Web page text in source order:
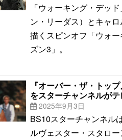
「ウォーキング・デッ
ン・リーダス）とキャ
描くスピンオフ「ウォ
ズン3」。
『オーバー・ザ・トッ
をスターチャンネルが
2025年9月3日
BS10スターチャンネル
ルヴェスター・スタロ